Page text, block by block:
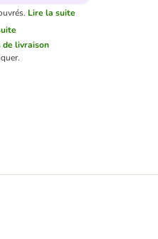
Lire la suite
de livraison